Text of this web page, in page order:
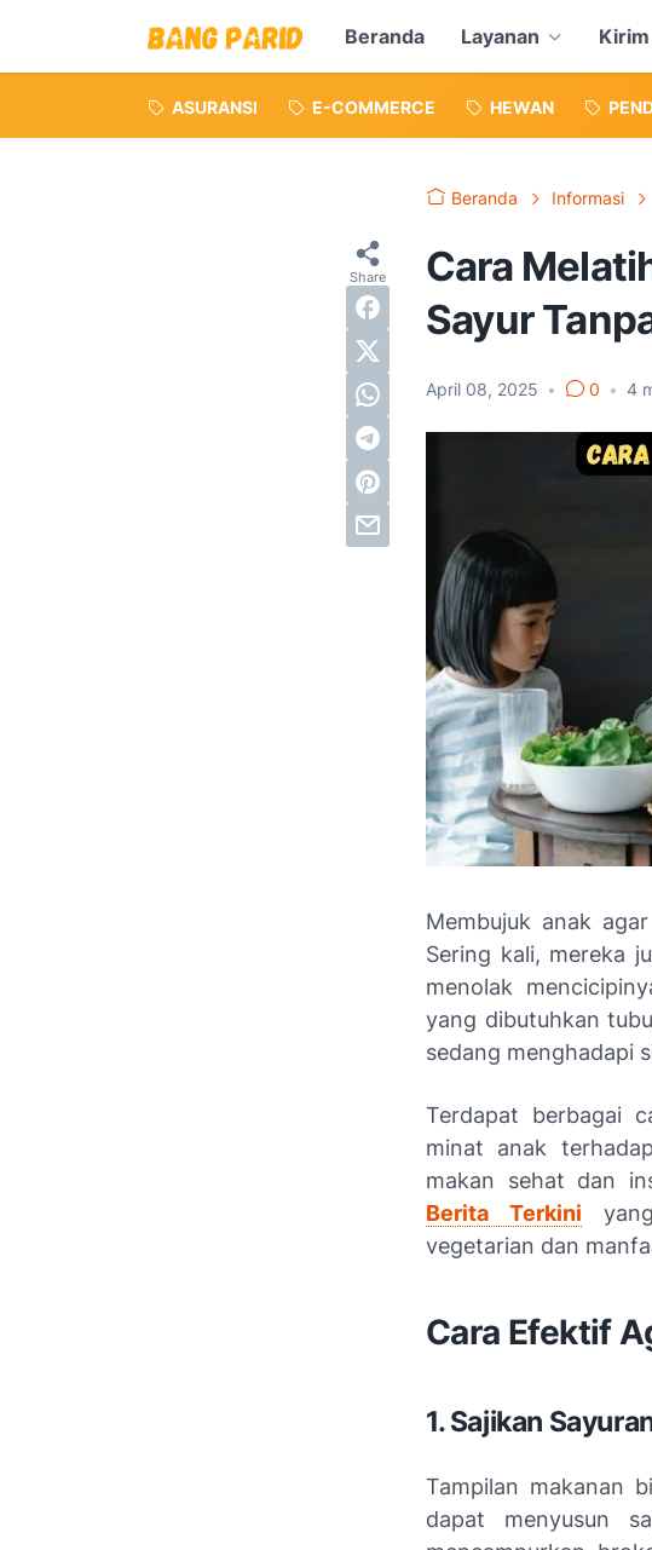
Beranda Layanan
ASURANSI E-COMMERCE HEWAN
Beranda Informasi
Cara
Sayur
April 08, 2025 • 0 • 4
Membujuk anak
Sering kali, mereka
menolak
yang dibutuhkan
sedang menghadapi
Terdapat berbagai
minat anak
makan sehat dan
Berita Terkini
vegetarian dan
Cara Efektif
1. Sajikan
Tampilan makanan
dapat menyusun